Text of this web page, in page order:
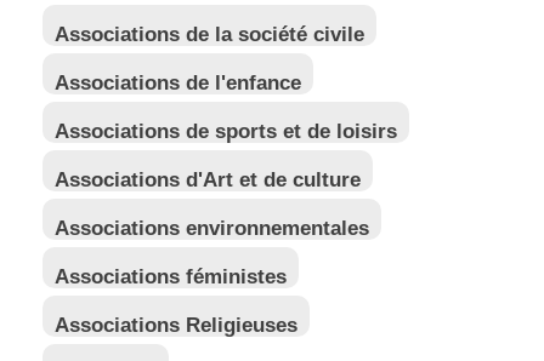
Associations de la société civile
Associations de l'enfance
Associations de sports et de loisirs
Associations d'Art et de culture
Associations environnementales
Associations féministes
Associations Religieuses